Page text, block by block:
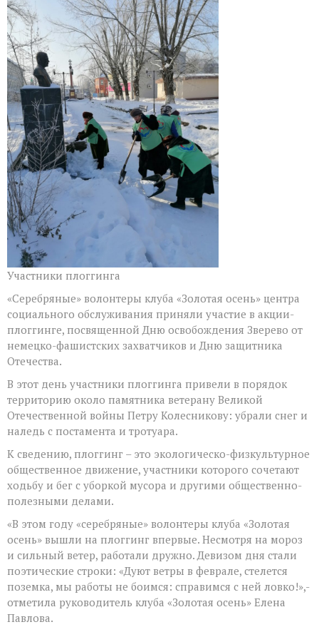
Участники плоггинга
«Серебряные» волонтеры клуба «Золотая осень» центра
социального обслуживания приняли участие в акции-
плоггинге, посвященной Дню освобождения Зверево от
немецко-фашистских захватчиков и Дню защитника
Отечества.
В этот день участники плоггинга привели в порядок
территорию около памятника ветерану Великой
Отечественной войны Петру Колесникову: убрали снег и
наледь с постамента и тротуара.
К сведению, плоггинг – это экологическо-физкультурное
общественное движение, участники которого сочетают
ходьбу и бег с уборкой мусора и другими общественно-
полезными делами.
«В этом году «серебряные» волонтеры клуба «Золотая
осень» вышли на плоггинг впервые. Несмотря на мороз
и сильный ветер, работали дружно. Девизом дня стали
поэтические строки: «Дуют ветры в феврале, стелется
поземка, мы работы не боимся: справимся с ней ловко!»,-
отметила руководитель клуба «Золотая осень» Елена
Павлова.